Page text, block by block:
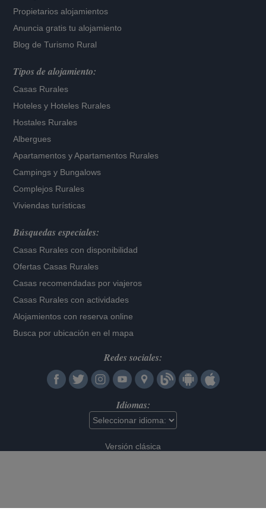
Propietarios alojamientos
Anuncia gratis tu alojamiento
Blog de Turismo Rural
Tipos de alojamiento:
Casas Rurales
Hoteles y Hoteles Rurales
Hostales Rurales
Albergues
Apartamentos yApartamentos Rurales
Campings y Bungalows
Complejos Rurales
Viviendas turísticas
Búsquedas especiales:
Casas Rurales con disponibilidad
Ofertas Casas Rurales
Casas recomendadas por viajeros
Casas Rurales con actividades
Alojamientos con reserva online
Busca por ubicación en el mapa
Redes sociales:
Idiomas:
Versión clásica